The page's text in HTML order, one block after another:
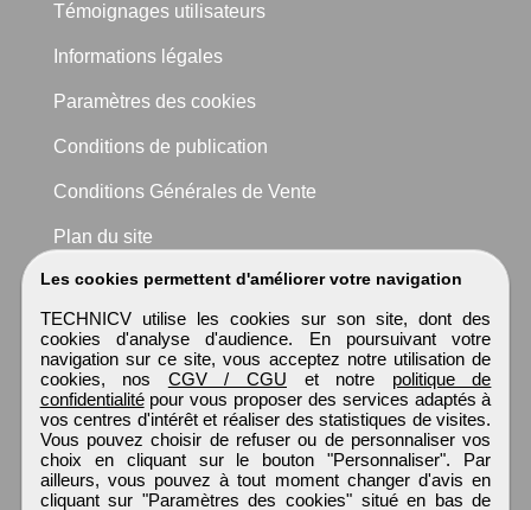
Les cookies permettent d'améliorer votre navigation
TECHNICV utilise les cookies sur son site, dont des
cookies d'analyse d'audience. En poursuivant votre
navigation sur ce site, vous acceptez notre utilisation de
cookies, nos CGV / CGU et notre politique de
confidentialitépour vous proposer des services adaptés à
vos centres d'intérêt et réaliser des statistiques de visites.
Vous pouvez choisir de refuser ou de personnaliser vos
choix en cliquant sur le bouton "Personnaliser". Par
ailleurs, vous pouvez à tout moment changer d'avis en
cliquant sur "Paramètres des cookies" situé en bas de
Témoignages utilisateurs
Informations légales
Paramètres des cookies
Conditions de publication
Conditions Générales de Vente
Plan du site